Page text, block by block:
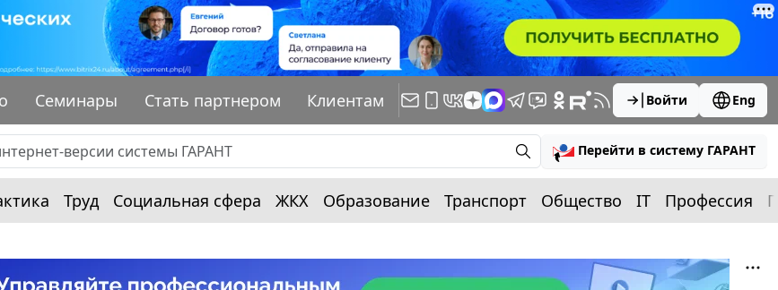
Семинары Стать партнером Клиентам Войти Eng
Перейти в систему ГАРАНТ
Труд Социальная сфера ЖКХ Образование Транспорт Общество IT Профессия